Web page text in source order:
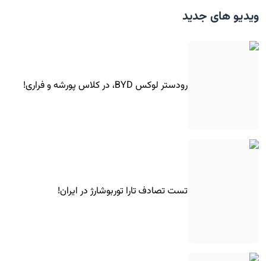
ویدیو های جدید
رودستر لوکس BYD، در کلاس پورشه و فراری!
تست تصادف تارا توربوشارژ در ایران!